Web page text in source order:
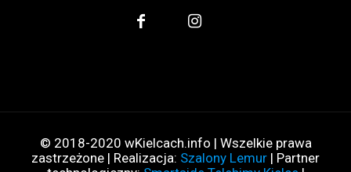
© 2018-2020 wKielcach.info | Wszelkie prawa
zastrzeżone | Realizacja: Szalony Lemur | Partner